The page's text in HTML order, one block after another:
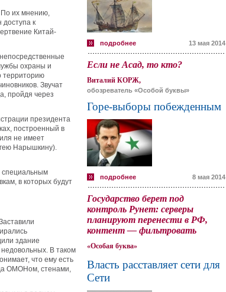
По их мнению,
к
Китай-
охраны и
территорию
Звучат
пройдя через
президента
построенный в
не имеет
Нарышкину).
специальным
в которых будут
здание
В таком
что ему есть
ОМОНом, стенами,
подробнее 13 мая 2014
Если не Асад, то кто?
Виталий КОРЖ,
обозреватель «Особой буквы»
Горе-выборы побежденным
подробнее 8 мая 2014
Государство берет под
контроль Рунет: серверы
планируют перенести в РФ,
контент — фильтровать
«Особая буква»
Власть расставляет сети для
Сети